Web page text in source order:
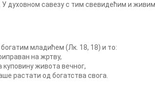
У духовном савезу с тим свевидећим и
младићем (Лк. 18, 18) и то:
на жртву,
куповину живота вечног,
растати од богатства свога.